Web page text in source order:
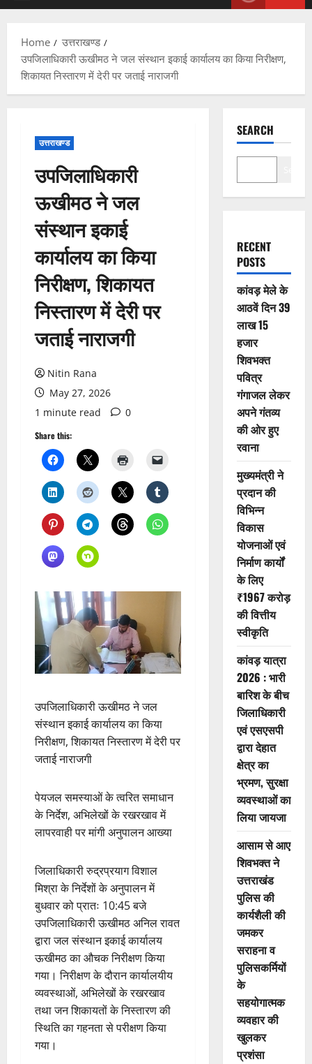
Home
उत्तराखण्ड
उपजिलाधिकारी ऊखीमठ ने जल संस्थान इकाई कार्यालय का किया निरीक्षण,
शिकायत निस्तारण में देरी पर जताई नाराजगी
उत्तराखण्ड
उपजिलाधिकारी
ऊखीमठ ने जल
संस्थान इकाई
कार्यालय का किया
निरीक्षण, शिकायत
निस्तारण में देरी पर
जताई नाराजगी
Nitin Rana
May 27, 2026
1 minute read
0
Share this:
उपजिलाधिकारी ऊखीमठ ने जल
संस्थान इकाई कार्यालय का किया
निरीक्षण, शिकायत निस्तारण में देरी पर
जताई नाराजगी
पेयजल समस्याओं के त्वरित समाधान
के निर्देश, अभिलेखों के रखरखाव में
लापरवाही पर मांगी अनुपालन आख्या
जिलाधिकारी रुद्रप्रयाग विशाल
मिश्रा के निर्देशों के अनुपालन में
बुधवार को प्रातः 10:45 बजे
उपजिलाधिकारी ऊखीमठ अनिल रावत
द्वारा जल संस्थान इकाई कार्यालय
ऊखीमठ का औचक निरीक्षण किया
गया। निरीक्षण के दौरान कार्यालयीय
व्यवस्थाओं, अभिलेखों के रखरखाव
तथा जन शिकायतों के निस्तारण की
स्थिति का गहनता से परीक्षण किया
गया।
SEARCH
RECENT
POSTS
कांवड़ मेले के
आठवें दिन 39
लाख 15
हजार
शिवभक्त
पवित्र
गंगाजल लेकर
अपने गंतव्य
की ओर हुए
रवाना
मुख्यमंत्री ने
प्रदान की
विभिन्न
विकास
योजनाओं एवं
निर्माण कार्यों
के लिए
₹1967 करोड़
की वित्तीय
स्वीकृति
कांवड़ यात्रा
2026 : भारी
बारिश के बीच
जिलाधिकारी
एवं एसएसपी
द्वारा देहात
क्षेत्र का
भ्रमण, सुरक्षा
व्यवस्थाओं का
लिया जायजा
आसाम से आए
शिवभक्त ने
उत्तराखंड
पुलिस की
कार्यशैली की
जमकर
सराहना व
पुलिसकर्मियों
के
सहयोगात्मक
व्यवहार की
खुलकर
प्रशंसा